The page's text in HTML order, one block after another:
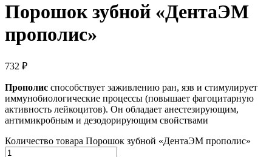
Порошок зубной «ДентаЭМ
прополис»
732 ₽
Прополис способствует заживлению ран, язв и стимулирует
иммунобиологические процессы (повышает фагоцитарную
активность лейкоцитов). Он обладает анестезирующим,
антимикробным и дезодорирующим свойствами
Количество товара Порошок зубной «ДентаЭМ прополис»